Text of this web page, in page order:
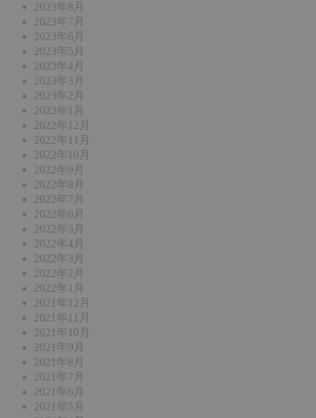
2023年8月
2023年7月
2023年6月
2023年5月
2023年4月
2023年3月
2023年2月
2023年1月
2022年12月
2022年11月
2022年10月
2022年9月
2022年8月
2022年7月
2022年6月
2022年5月
2022年4月
2022年3月
2022年2月
2022年1月
2021年12月
2021年11月
2021年10月
2021年9月
2021年8月
2021年7月
2021年6月
2021年5月